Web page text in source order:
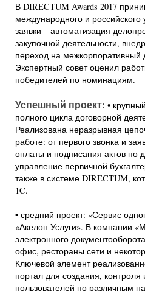
В DIRECTUM Awards 2017
международного и
заявки – автоматизация
закупочной деятельности,
переход на межкорпоративный
Экспертный совет оценил
победителей по номинациям.
Успешный проект: •
полного цикла договорной
Реализована неразрывная
работе: от первого звонка и
оплаты и подписания актов по
управление первичной
также в системе DIRECTUM,
1C.
• средний проект: «Сервис
«Акелон Услуги». В компании
электронного
офис, рестораны сети и
Ключевой элемент
портал для создания,
пользователей по различным